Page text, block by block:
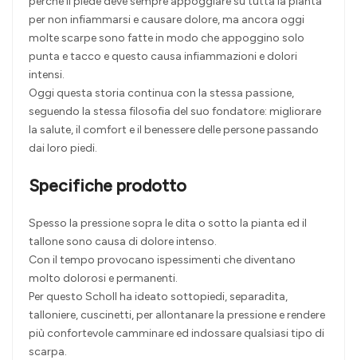
per non infiammarsi e causare dolore, ma ancora oggi
molte scarpe sono fatte in modo che appoggino solo
punta e tacco e questo causa infiammazioni e dolori
intensi.
Oggi questa storia continua con la stessa passione,
seguendo la stessa filosofia del suo fondatore: migliorare
la salute, il comfort e il benessere delle persone passando
dai loro piedi.
Specifiche prodotto
Spesso la pressione sopra le dita o sotto la pianta ed il
tallone sono causa di dolore intenso.
Con il tempo provocano ispessimenti che diventano
molto dolorosi e permanenti.
Per questo Scholl ha ideato sottopiedi, separadita,
talloniere, cuscinetti, per allontanare la pressione e rendere
più confortevole camminare ed indossare qualsiasi tipo di
scarpa.